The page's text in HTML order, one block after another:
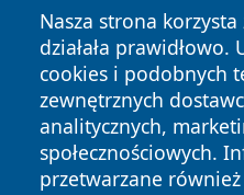
Nasza strona
działała
cookies i podobnych
zewnętrznych
analitycznych,
społecznościowych.
przetwarzane również
Copyright © 2026
zastrzeżone.